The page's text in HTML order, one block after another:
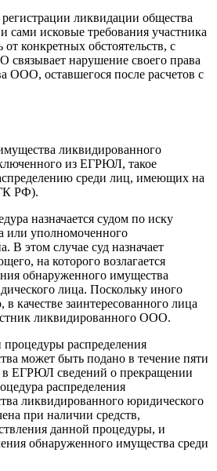
ликвидации общества
сами исковые требования участника
от конкретных обстоятельств, с
нарушение своего права
ООО, оставшегося после расчетов с
ликвидированного
из ЕГРЮЛ, такое
среди лиц, имеющих на
РФ).
назначается судом по иску
или уполномоченного
В этом случае суд назначает
на которого возлагается
обнаруженного имущества
лица. Поскольку иного
в качестве заинтересованного лица
ликвидированного ООО.
процедуры распределения
может быть подано в течение пяти
в ЕГРЮЛ сведений о прекращении
распределения
ликвидированного юридического
при наличии средств,
данной процедуры, и
обнаруженного имущества среди